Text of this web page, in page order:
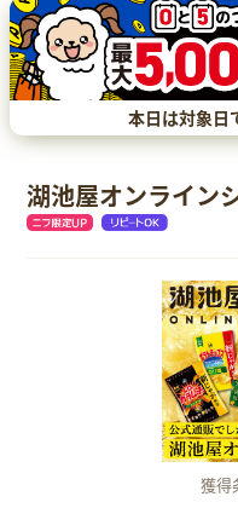
本日は対象日
湖池屋オンライン
獲得